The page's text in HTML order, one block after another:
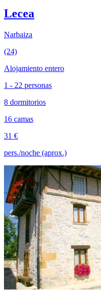
Lecea
Narbaiza
(24)
Alojamiento entero
1 - 22 personas
8 dormitorios
16 camas
31 €
pers./noche (aprox.)